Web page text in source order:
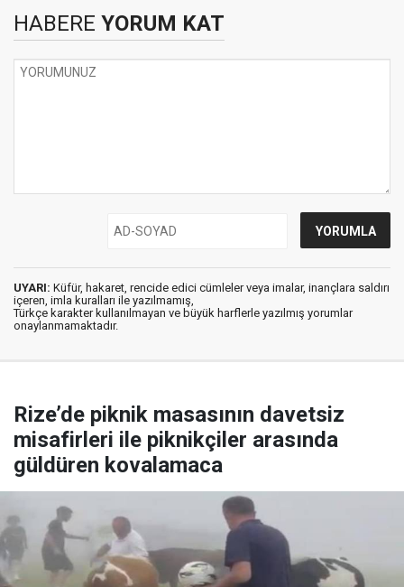
HABERE YORUM KAT
UYARI: Küfür, hakaret, rencide edici cümleler veya imalar, inançlara saldırı
içeren, imla kuralları ile yazılmamış,
Türkçe karakter kullanılmayan ve büyük harflerle yazılmış yorumlar
onaylanmamaktadır.
Rize’de piknik masasının davetsiz
misafirleri ile piknikçiler arasında
güldüren kovalamaca